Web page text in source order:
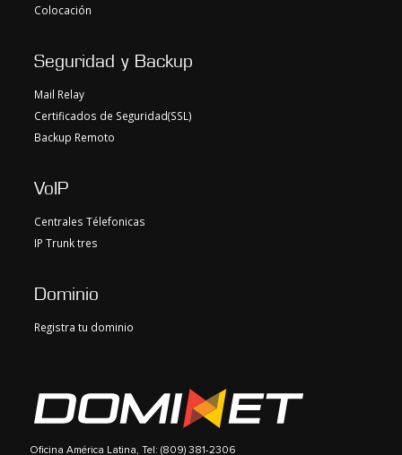
Colocación
Seguridad y Backup
Mail Relay
Certificados de Seguridad(SSL)
Backup Remoto
VoIP
Centrales Télefonicas
IP Trunk tres
Dominio
Registra tu dominio
Oficina América Latina, Tel: (809) 381-2306